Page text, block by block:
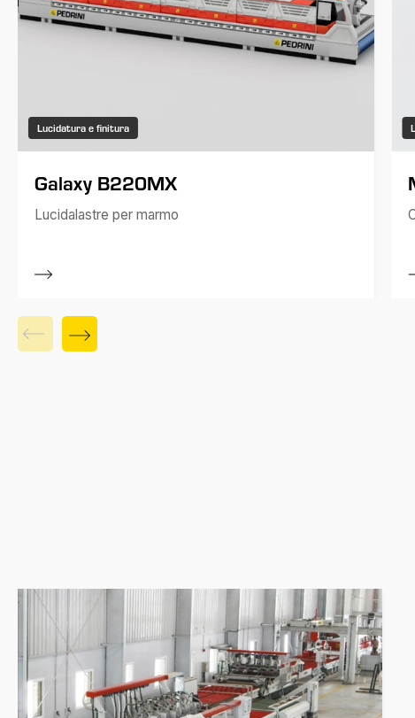
Lucidatura e finitura
Galaxy B220MX
Lucidalastre per marmo